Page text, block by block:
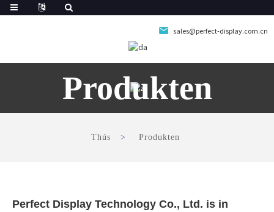
sales@perfect-display.com.cn
Produkten
Thús Produkten
Perfect Display Technology Co., Ltd. is in